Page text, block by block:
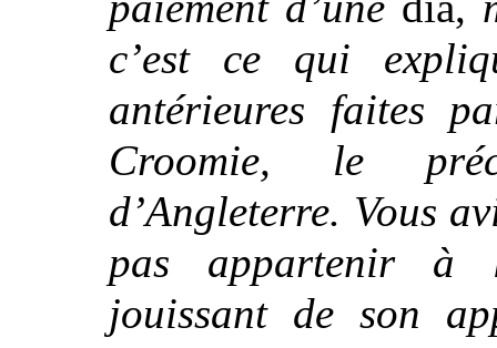
c’est ce qui
antérieures faites
Croomie, le
d’Angleterre. Vous
pas appartenir à
jouissant de son